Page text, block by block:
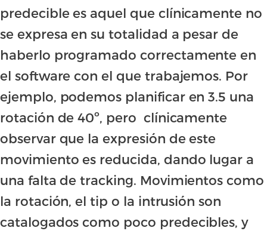
predecible es aquel que clínicamente no
se expresa en su totalidad a pesar de
haberlo programado correctamente en
el software con el que trabajemos. Por
ejemplo, podemos planificar en 3.5 una
rotación de 40º, pero clínicamente
observar que la expresión de este
movimiento es reducida, dando lugar a
una falta de tracking. Movimientos como
la rotación, el tip o la intrusión son
catalogados como poco predecibles, y